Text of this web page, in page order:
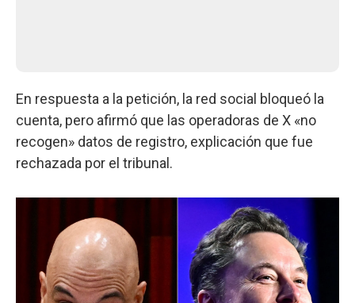
En respuesta a la petición, la red social bloqueó la
cuenta, pero afirmó que las operadoras de X «no
recogen» datos de registro, explicación que fue
rechazada por el tribunal.